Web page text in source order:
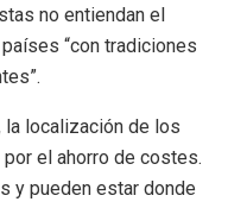
no entiendan el
“con tradiciones
la localización de los
el ahorro de costes.
y pueden estar donde